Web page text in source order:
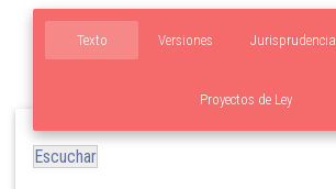
Texto Versiones
Proyectos de Ley
Jurisprudencia
Escuchar